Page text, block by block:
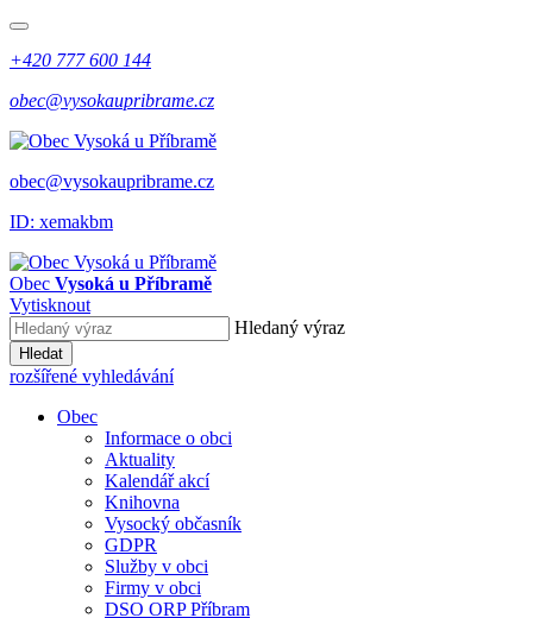
+420 777 600 144
obec@vysokaupribrame.cz
obec@vysokaupribrame.cz
ID: xemakbm
Obec Vysoká u Příbramě
Vytisknout
Hledaný výraz
Hledat
rozšířené vyhledávání
Obec
Informace o obci
Aktuality
Kalendář akcí
Knihovna
Vysocký občasník
GDPR
Služby v obci
Firmy v obci
DSO ORP Příbram